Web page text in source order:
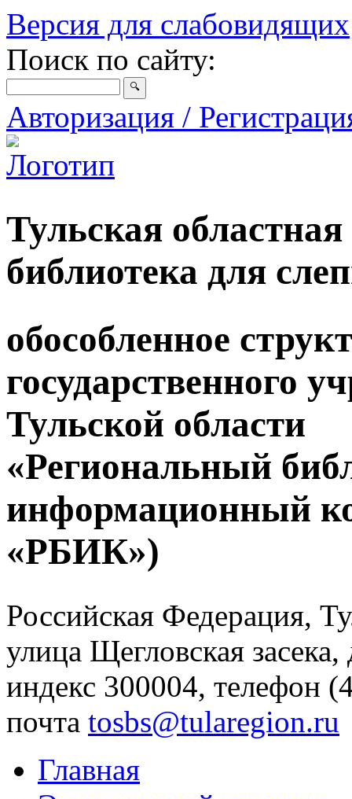
Версия для слабовидящих
Поиск по сайту:
Авторизация /
Тульская
библиотека для
обособленное
государственного
Тульской области
«Региональный
информационный
«РБИК»)
Российская Федерация,
улица Щегловская
индекс 300004, телефон
почта tosbs@tularegion.ru
Главная